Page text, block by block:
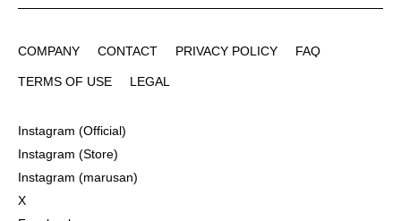
COMPANY
CONTACT
PRIVACY POLICY
FAQ
TERMS OF USE
LEGAL
Instagram (Official)
Instagram (Store)
Instagram (marusan)
X